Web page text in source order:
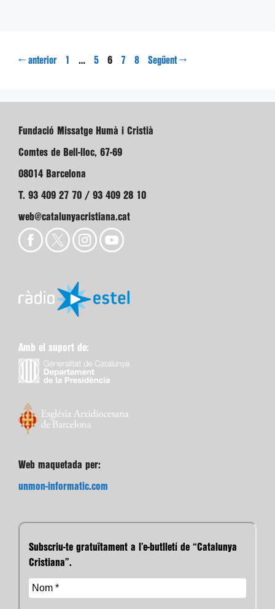
← anterior Pàgina
… Pàgina
5 Pàgina
6 Pàgina
7 Pàgina
8 Següent →
Fundació Missatge Humà i Cristià
Comtes de Bell-lloc, 67-69
08014 Barcelona
T. 93 409 27 70 / 93 409 28 10
web@catalunyacristiana.cat
Amb el suport de:
Web maquetada per:
unmon-informatic.com
Subscriu-te gratuïtament a l’e-butlletí de “Catalunya
Cristiana”.